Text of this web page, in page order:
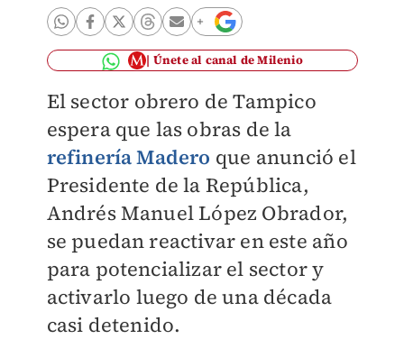
Únete al canal de Milenio
El sector obrero de Tampico
espera que las obras de la
refinería Madero que anunció el
Presidente de la República,
Andrés Manuel López Obrador,
se puedan reactivar en este año
para potencializar el sector y
activarlo luego de una década
casi detenido.